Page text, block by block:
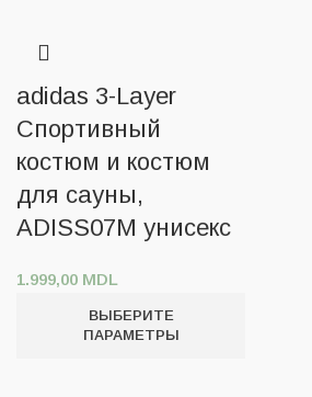
adidas 3-Layer
Спортивный
костюм и костюм
для сауны,
ADISS07M унисекс
1.999,00 MDL
ВЫБЕРИТЕ
ПАРАМЕТРЫ